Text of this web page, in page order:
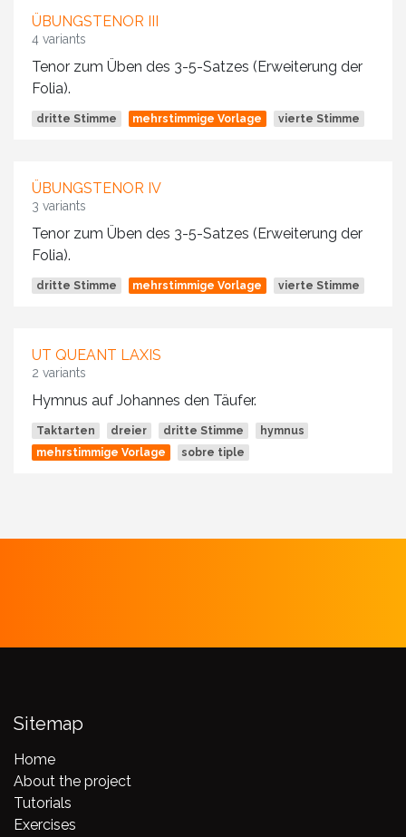
ÜBUNGSTENOR III
4 variants
Tenor zum Üben des 3-5-Satzes (Erweiterung der
Folia).
dritte Stimme mehrstimmige Vorlage vierte Stimme
ÜBUNGSTENOR IV
3 variants
Tenor zum Üben des 3-5-Satzes (Erweiterung der
Folia).
dritte Stimme mehrstimmige Vorlage vierte Stimme
UT QUEANT LAXIS
2 variants
Hymnus auf Johannes den Täufer.
Taktarten dreier dritte Stimme
hymnus
mehrstimmige Vorlage
sobre tiple
Sitemap
Home
About the project
Tutorials
Exercises